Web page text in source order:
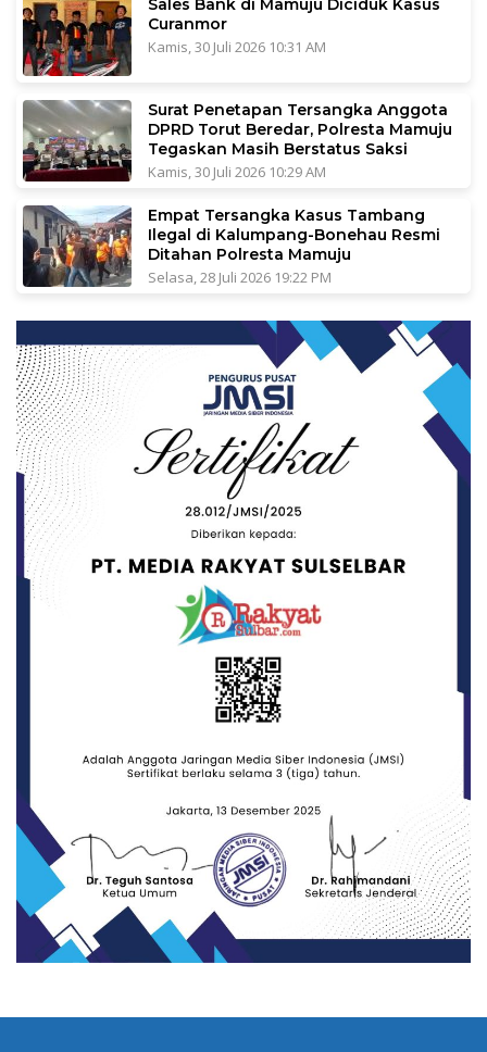
Sales Bank di Mamuju Diciduk Kasus
Curanmor
Kamis, 30 Juli 2026 10:31 AM
Surat Penetapan Tersangka Anggota
DPRD Torut Beredar, Polresta Mamuju
Tegaskan Masih Berstatus Saksi
Kamis, 30 Juli 2026 10:29 AM
Empat Tersangka Kasus Tambang
Ilegal di Kalumpang-Bonehau Resmi
Ditahan Polresta Mamuju
Selasa, 28 Juli 2026 19:22 PM